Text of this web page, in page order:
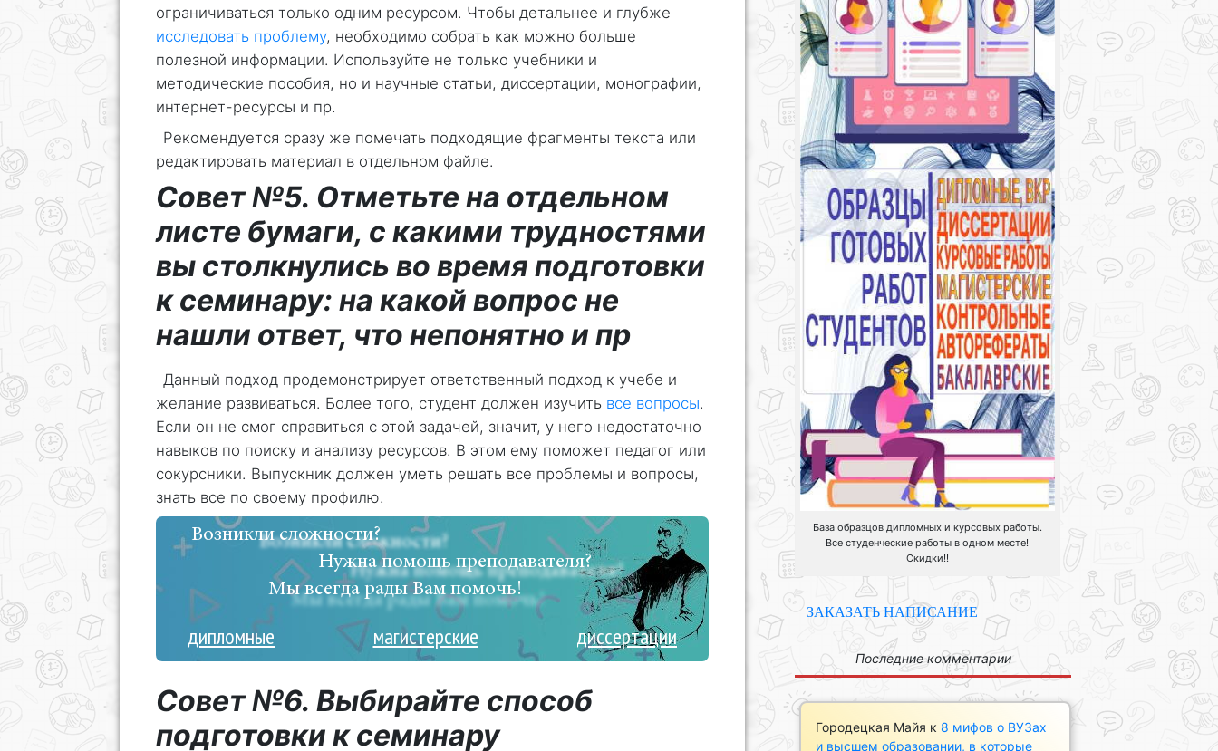
ограничиваться только одним ресурсом. Чтобы детальнее и глубже
исследовать проблему, необходимо собрать как можно больше
полезной информации. Используйте не только учебники и
методические пособия, но и научные статьи, диссертации, монографии,
интернет-ресурсы и пр.
Рекомендуется сразу же помечать подходящие фрагменты текста или
редактировать материал в отдельном файле.
Совет №5. Отметьте на отдельном
листе бумаги, с какими трудностями
вы столкнулись во время подготовки
к семинару: на какой вопрос не
нашли ответ, что непонятно и пр
Данный подход продемонстрирует ответственный подход к учебе и
желание развиваться. Более того, студент должен изучить все вопросы.
Если он не смог справиться с этой задачей, значит, у него недостаточно
навыков по поиску и анализу ресурсов. В этом ему поможет педагог или
сокурсники. Выпускник должен уметь решать все проблемы и вопросы,
знать все по своему профилю.
Возникли сложности?
Нужна помощь преподавателя?
Мы всегда рады Вам помочь!
дипломные магистерские диссертации
Совет №6. Выбирайте способ
подготовки к семинару
База образцов дипломных и курсовых работы.
Все студенческие работы в одном месте!
Скидки!!
ЗАКАЗАТЬ НАПИСАНИЕ
Последние комментарии
Городецкая Майя к 8 мифов о ВУЗах
и высшем образовании, в которые